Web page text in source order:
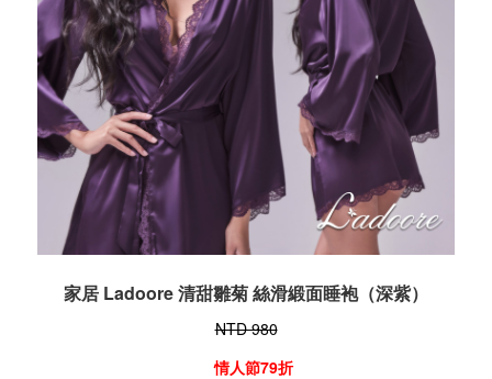
家居 Ladoore 清甜雛菊 絲滑緞面睡袍（深紫）
NTD 980
情人節79折